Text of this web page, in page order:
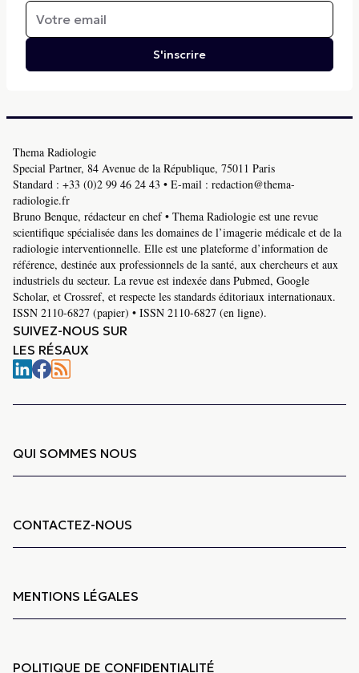
S'inscrire
Thema Radiologie
Special Partner, 84 Avenue de la République, 75011 Paris
Standard : +33 (0)2 99 46 24 43 • E-mail : redaction@thema-
radiologie.fr
Bruno Benque, rédacteur en chef • Thema Radiologie est une revue
scientifique spécialisée dans les domaines de l’imagerie médicale et de la
radiologie interventionnelle. Elle est une plateforme d’information de
référence, destinée aux professionnels de la santé, aux chercheurs et aux
industriels du secteur. La revue est indexée dans Pubmed, Google
Scholar, et Crossref, et respecte les standards éditoriaux internationaux.
ISSN 2110-6827 (papier) • ISSN 2110-6827 (en ligne).
SUIVEZ-NOUS SUR
LES RÉSAUX
QUI SOMMES NOUS
CONTACTEZ-NOUS
MENTIONS LÉGALES
POLITIQUE DE CONFIDENTIALITÉ